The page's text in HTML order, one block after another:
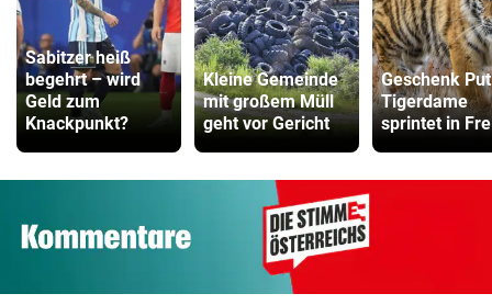
Sabitzer heiß
begehrt – wird
Geld zum
Knackpunkt?
Kleine Gemeinde
mit großem Müll
geht vor Gericht
Geschenk
Tigerdame
sprintet in